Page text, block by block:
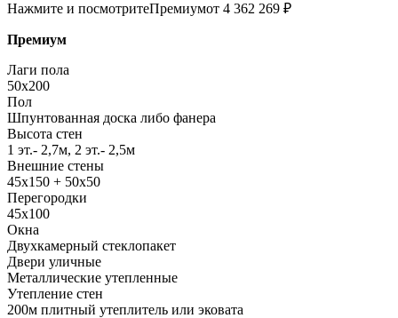
Нажмите и посмотритеПремиумот 4 362 269 ₽
Премиум
Лаги пола
50x200
Пол
Шпунтованная доска либо фанера
Высота стен
1 эт.- 2,7м, 2 эт.- 2,5м
Внешние стены
45х150 + 50х50
Перегородки
45х100
Окна
Двухкамерный стеклопакет
Двери уличные
Металлические утепленные
Утепление стен
200м плитный утеплитель или эковата